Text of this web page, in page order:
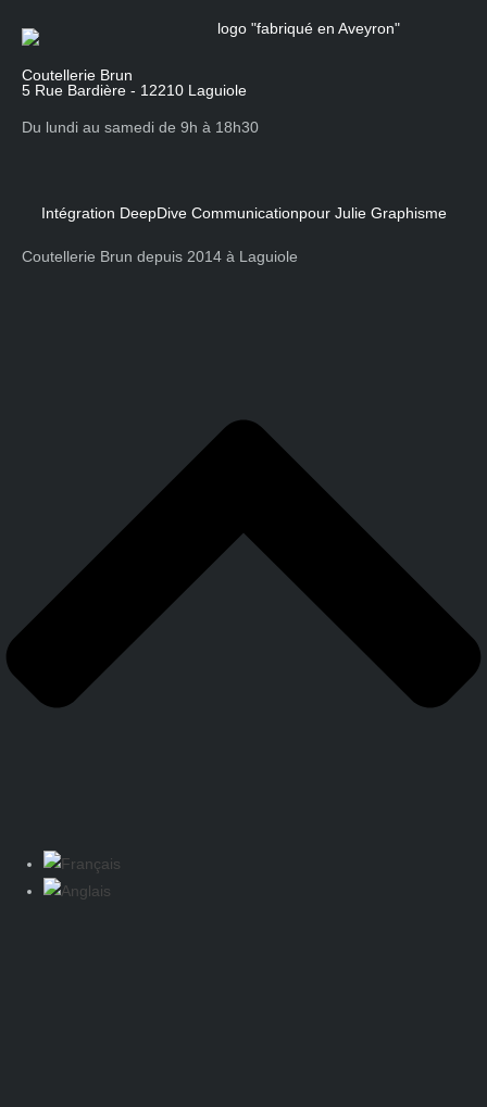
Coutellerie Brun
5 Rue Bardière - 12210 Laguiole
Du lundi au samedi de 9h à 18h30
Intégration DeepDive Communicationpour Julie Graphisme
Coutellerie Brun depuis 2014 à Laguiole